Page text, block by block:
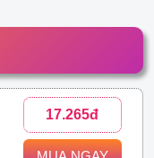
17.265đ